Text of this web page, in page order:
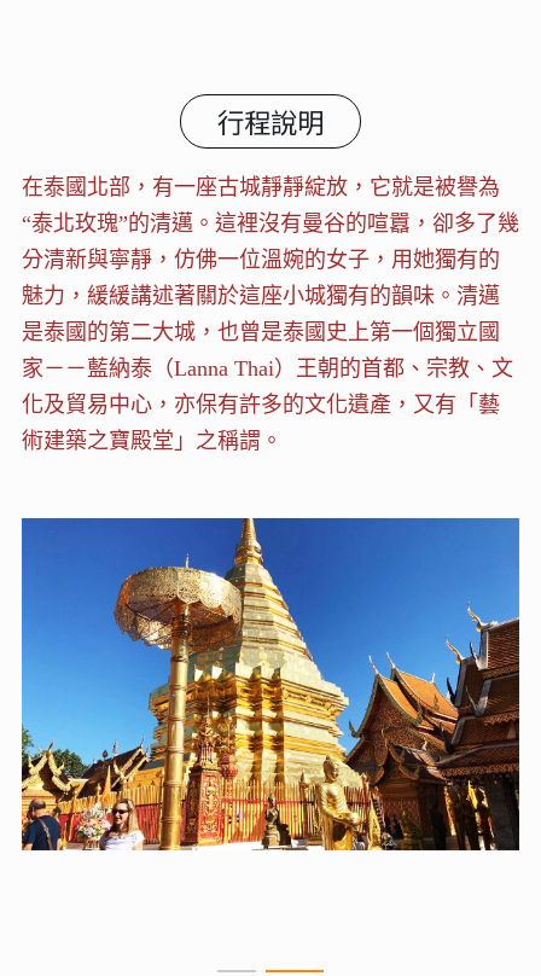
行程說明
在泰國北部，有一座古城靜靜綻放，它就是被譽為
“泰北玫瑰”的清邁。這裡沒有曼谷的喧囂，卻多了幾
分清新與寧靜，仿佛一位溫婉的女子，用她獨有的
魅力，緩緩講述著關於這座小城獨有的韻味。清邁
是泰國的第二大城，也曾是泰國史上第一個獨立國
家－－藍納泰（Lanna Thai）王朝的首都、宗教、文
化及貿易中心，亦保有許多的文化遺產，又有「藝
術建築之寶殿堂」之稱謂。